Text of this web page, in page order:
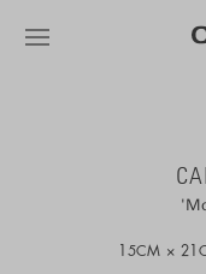
15CM ×